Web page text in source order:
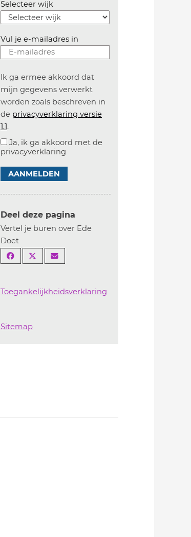
Selecteer wijk
Vul je e-mailadres in
Ik ga ermee akkoord dat
mijn gegevens verwerkt
worden zoals beschreven in
de privacyverklaring versie
1.1.
Ja, ik ga akkoord met de
privacyverklaring
AANMELDEN
Deel deze pagina
Vertel je buren over Ede
Doet
Toegankelijkheidsverklaring
Sitemap